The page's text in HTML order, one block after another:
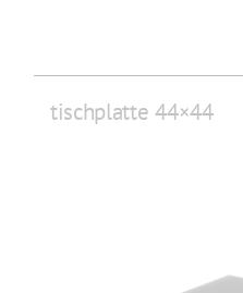
tischplatte 44×44